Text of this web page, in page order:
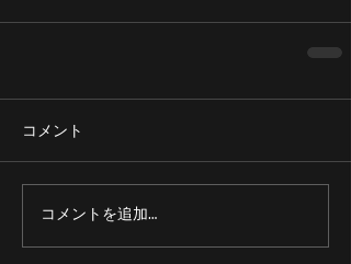
コメント
コメントを追加…